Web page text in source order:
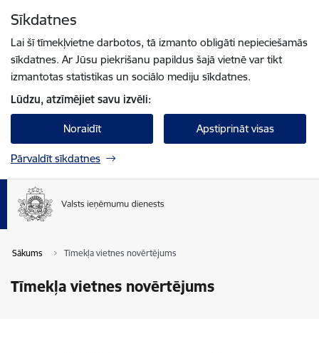
Sīkdatnes
Lai šī tīmekļvietne darbotos, tā izmanto obligāti nepieciešamās
sīkdatnes. Ar Jūsu piekrišanu papildus šajā vietnē var tikt
izmantotas statistikas un sociālo mediju sīkdatnes.
Lūdzu, atzīmējiet savu izvēli:
Noraidīt Apstiprināt visas
Pārvaldīt sīkdatnes
Sākums Tīmekļa vietnes novērtējums
Tīmekļa vietnes novērtējums